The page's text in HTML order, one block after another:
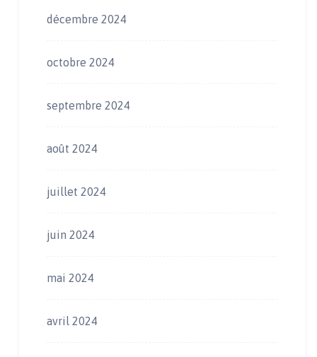
décembre 2024
octobre 2024
septembre 2024
août 2024
juillet 2024
juin 2024
mai 2024
avril 2024